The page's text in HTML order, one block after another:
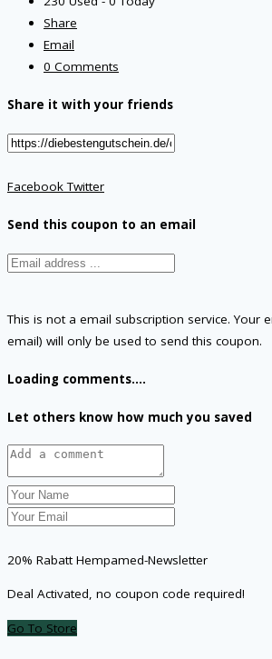
Share
Email
0 Comments
Share it with your friends
FacebookTwitter
Send this coupon to an email
This is not a email subscription service. Your
email) will only be used to send this coupon.
Loading comments....
Let others know how much you saved
20% Rabatt Hempamed-Newsletter
Deal Activated, no coupon code required!
Go To Store